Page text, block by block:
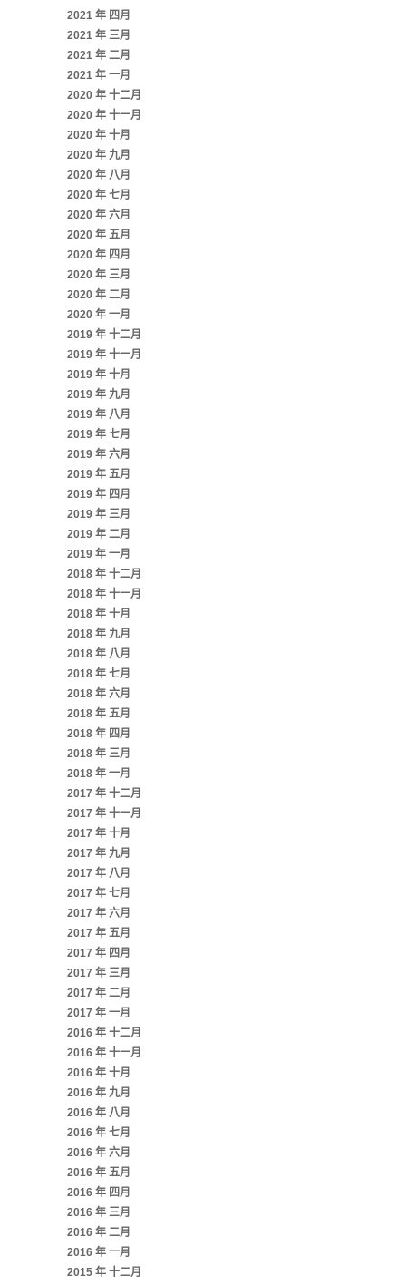
2021 年 四月
2021 年 三月
2021 年 二月
2021 年 一月
2020 年 十二月
2020 年 十一月
2020 年 十月
2020 年 九月
2020 年 八月
2020 年 七月
2020 年 六月
2020 年 五月
2020 年 四月
2020 年 三月
2020 年 二月
2020 年 一月
2019 年 十二月
2019 年 十一月
2019 年 十月
2019 年 九月
2019 年 八月
2019 年 七月
2019 年 六月
2019 年 五月
2019 年 四月
2019 年 三月
2019 年 二月
2019 年 一月
2018 年 十二月
2018 年 十一月
2018 年 十月
2018 年 九月
2018 年 八月
2018 年 七月
2018 年 六月
2018 年 五月
2018 年 四月
2018 年 三月
2018 年 一月
2017 年 十二月
2017 年 十一月
2017 年 十月
2017 年 九月
2017 年 八月
2017 年 七月
2017 年 六月
2017 年 五月
2017 年 四月
2017 年 三月
2017 年 二月
2017 年 一月
2016 年 十二月
2016 年 十一月
2016 年 十月
2016 年 九月
2016 年 八月
2016 年 七月
2016 年 六月
2016 年 五月
2016 年 四月
2016 年 三月
2016 年 二月
2016 年 一月
2015 年 十二月